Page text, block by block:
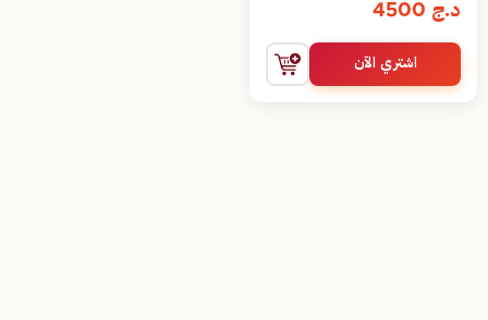
د.ج
اشتري الآن